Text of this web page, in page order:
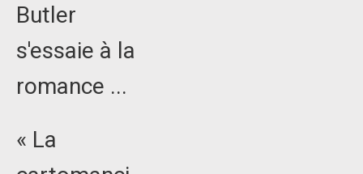
Butler
s'essaie à la
romance ...
« La